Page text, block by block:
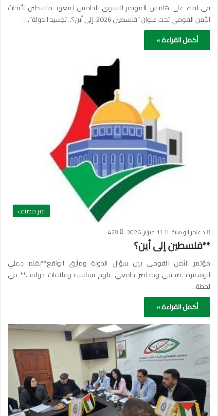
في لقاء على هامش المؤتمر السنوي الخامس لمعهد فلسطين لأبحاث
الأمن القومي تحت عنوان “فلسطين 2026: إلى أين؟.. تجسيد الدولة”،…
أكمل القراءة »
غير مصنف
د.عامر ابو هنية 11 فبراير، 2026 428
**فلسطين إلى أين؟
مؤتمر الأمن القومي بين سؤال الدولة ومأزق الواقع**بقلم د.علي
ابوسمره .صحفي ومحاضر جامعي علوم سيلسية وعلاقات دولية .** في
لحظة…
أكمل القراءة »